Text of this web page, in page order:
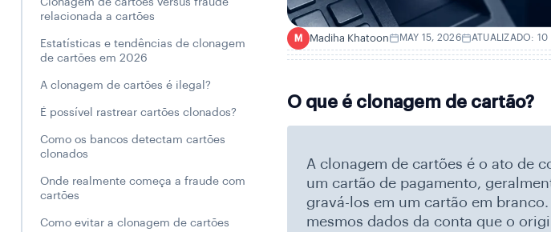
Clonagem de cartões versus fraude
relacionada a cartões
Estatísticas e tendências de clonagem
de cartões em 2026
A clonagem de cartões é ilegal?
É possível rastrear cartões clonados?
Como os bancos detectam cartões
clonados
Onde realmente começa a fraude com
cartões
Como evitar a clonagem de cartões
M Madiha Khatoon MAY 15, 2026 ATUALIZADO:
O que é clonagem de cartão?
A clonagem de cartões é o ato de
um cartão de pagamento,
gravá-los em um cartão em
mesmos dados da conta que o